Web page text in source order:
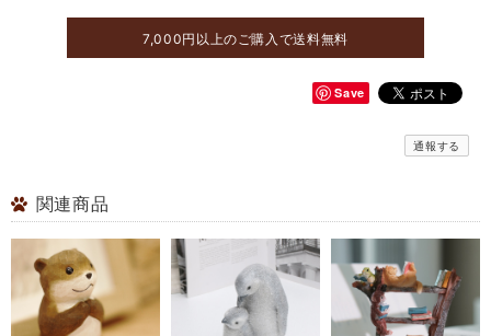
7,000円以上のご購入で送料無料
Save
通報する
関連商品